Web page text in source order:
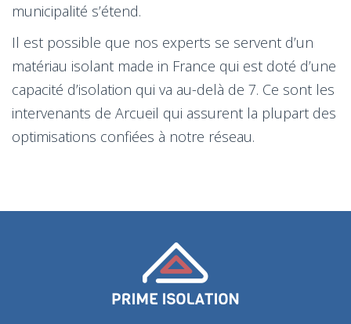
municipalité s’étend.
Il est possible que nos experts se servent d’un
matériau isolant made in France qui est doté d’une
capacité d’isolation qui va au-delà de 7. Ce sont les
intervenants de Arcueil qui assurent la plupart des
optimisations confiées à notre réseau.